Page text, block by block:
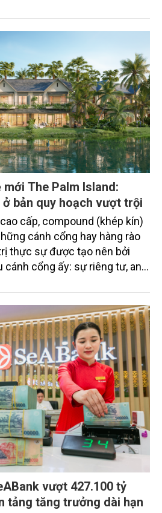
đầu năm đến nay lên gần 350
The Palm Island:
bản quy hoạch vượt trội
cấp, compound (khép kín)
cánh cổng hay hàng rào
thực sự được tạo nên bởi
cánh cổng ấy: sự riêng tư, an
riêng cho họ.
vượt 427.100 tỷ
tảng tăng trưởng dài hạn